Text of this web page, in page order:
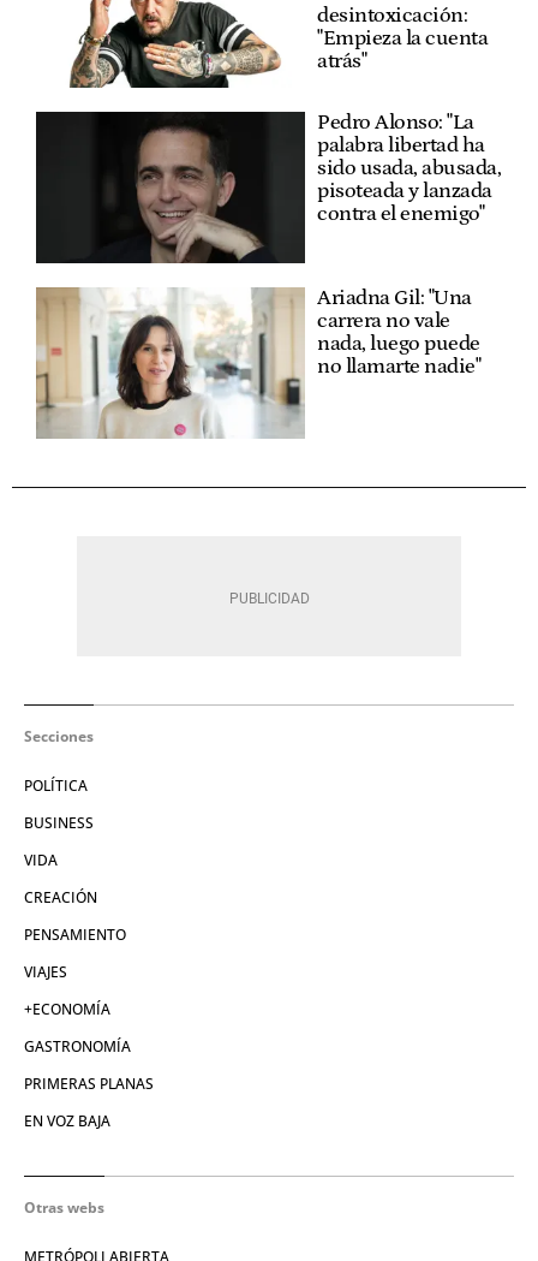
desintoxicación:
"Empieza la cuenta
atrás"
Pedro Alonso: "La
palabra libertad ha
sido usada, abusada,
pisoteada y lanzada
contra el enemigo"
Ariadna Gil: "Una
carrera no vale
nada, luego puede
no llamarte nadie"
Secciones
POLÍTICA
BUSINESS
VIDA
CREACIÓN
PENSAMIENTO
VIAJES
+ECONOMÍA
GASTRONOMÍA
PRIMERAS PLANAS
EN VOZ BAJA
Otras webs
METRÓPOLI ABIERTA